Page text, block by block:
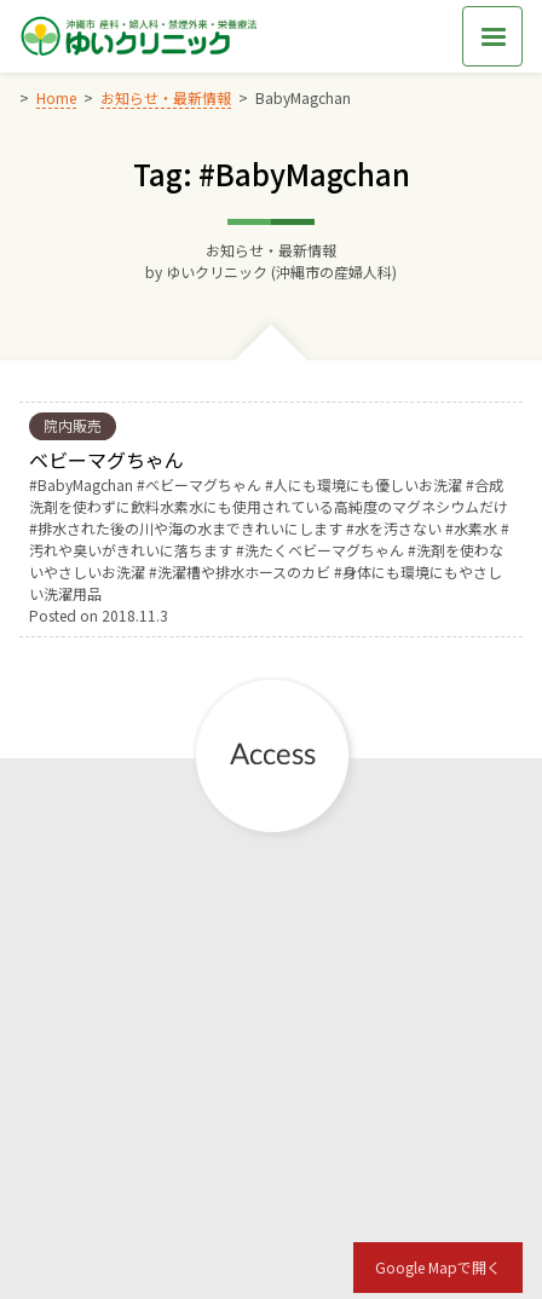
Skip
content
Home お知らせ・最新情報 BabyMagchan
Tag: #BabyMagchan
お知らせ・最新情報
by ゆいクリニック (沖縄市の産婦人科)
院内販売
ベビーマグちゃん
Tags:
BabyMagchan ベビーマグちゃん 人にも環境にも優しいお洗濯
合成
洗剤を使わずに飲料水素水にも使用されている高純度のマグネシウムだけ
排水された後の川や海の水まできれいにします 水を汚さない 水素水
汚れや臭いがきれいに落ちます
洗たくベビーマグちゃん
洗剤を使わな
いやさしいお洗濯
洗濯槽や排水ホースのカビ 身体にも環境にもやさし
い洗濯用品
Posted on 2018.11.3
Google Mapで開く
Home
交通アクセス
妊婦健診
お産について